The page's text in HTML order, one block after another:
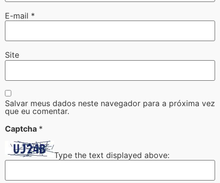
E-mail *
Site
Salvar meus dados neste navegador para a próxima vez
que eu comentar.
Captcha *
Type the text displayed above: